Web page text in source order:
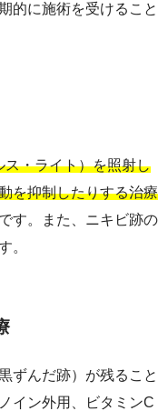
的に施術を受けること
・ライト）を照射し
を抑制したりする治療
す。また、ニキビ跡の
。
ずんだ跡）が残ること
イン外用、ビタミンC